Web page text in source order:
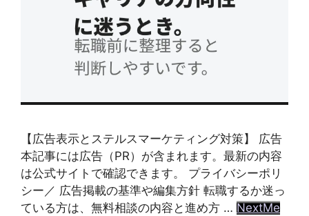
【広告表示とステルスマーケティング対策】 広告
本記事には広告（PR）が含まれます。最新の内容
は公式サイトで確認できます。 プライバシーポリ
シー／ 広告掲載の基準や編集方針 転職するか迷っ
ている方は、無料相談の内容と進め方 … NextMe